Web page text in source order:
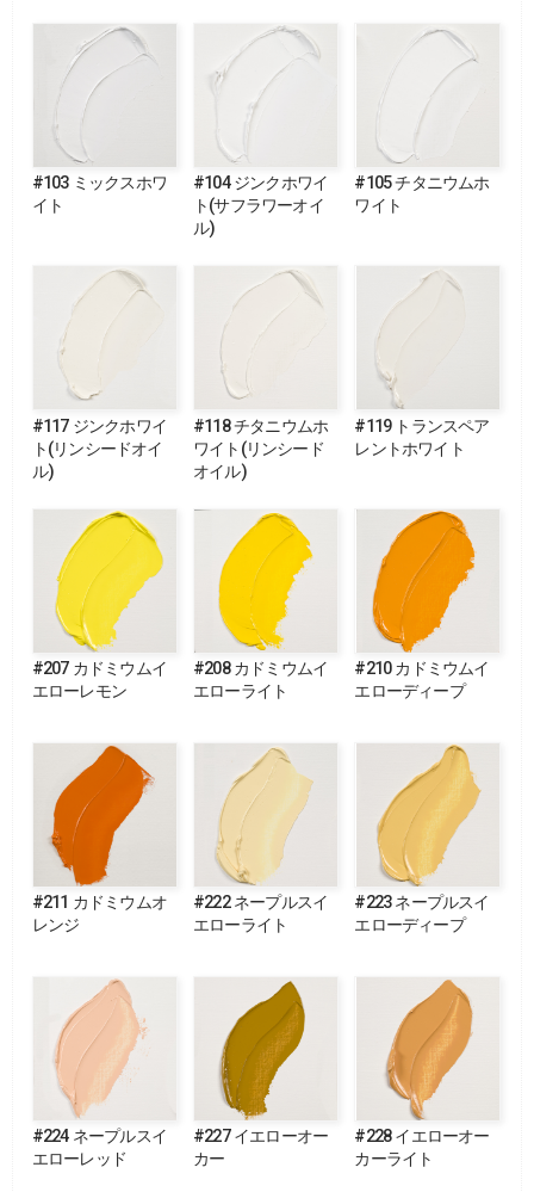
#103 ミックスホワ
イト
#104 ジンクホワイ
ト(サフラワーオイ
ル)
#105 チタニウムホ
ワイト
#117 ジンクホワイ
ト(リンシードオイ
ル)
#118 チタニウムホ
ワイト(リンシード
オイル)
#119 トランスペア
レントホワイト
#207 カドミウムイ
エローレモン
#208 カドミウムイ
エローライト
#210 カドミウムイ
エローディープ
#211 カドミウムオ
レンジ
#222 ネープルスイ
エローライト
#223 ネープルスイ
エローディープ
#224 ネープルスイ
エローレッド
#227 イエローオー
カー
#228 イエローオー
カーライト